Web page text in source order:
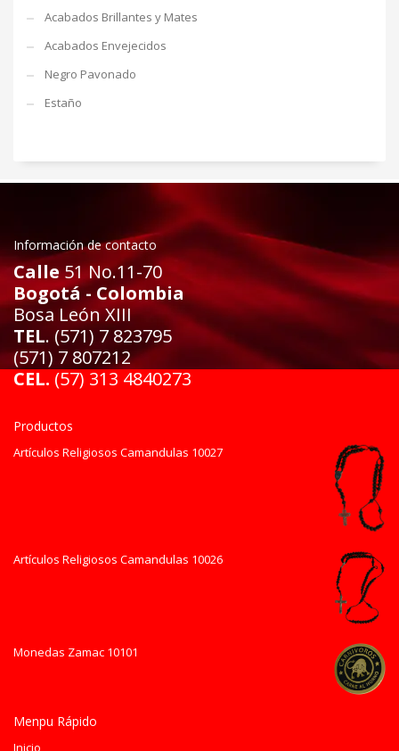
Acabados Brillantes y Mates
Acabados Envejecidos
Negro Pavonado
Estaño
Información de contacto
Calle51 No.11-70
Bogotá - Colombia
Bosa León XIII
TEL. (571) 7 823795
(571) 7 807212
CEL. (57) 313 4840273
Productos
Artículos Religiosos Camandulas 10027
Artículos Religiosos Camandulas 10026
Monedas Zamac 10101
Menpu Rápido
Inicio